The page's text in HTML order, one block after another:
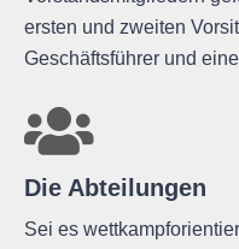
ersten und zweiten
Geschäftsführer und
Die Abteilungen
Sei es